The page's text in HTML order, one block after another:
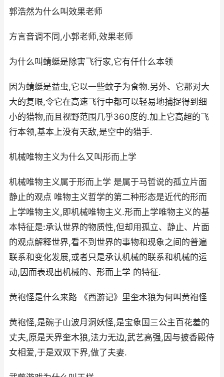
郭浩然为什么叫效果老师
方言音调不同,小郭老师,效果老师
为什么叫蜻蜓是除害飞行家,它有仟什么本领
因为蜻蜓是益虫,它以一些蚊子为食物.另外、它那对大
大的复眼,令它在高速飞行中都可以轻易地捕捉得到细
小的猎物,而且视野范围几乎360度的.加上它高超的飞
行本领,基本上没有天敌,是空中的猎手.
机械唯物主义为什么又叫形而上学
机械唯物主义属于形而上学 是属于马哲说的孤立片面
静止的观点 唯物主义哲学的第二种形态是近代的形而
上学唯物主义,即机械唯物主义.形而上学唯物主义的基
本特征是:承认世界的物质性,但却用孤立、静止、片面
的观点解释世界,看不到世界的事物和现象之间的普遍
联系和变化发展,或者只是承认机械的联系和机械的运
动,因而表现出机械的、形而上学 的特征.
黄袍怪是什么来路 《西游记》里奎木狼为何叫黄袍怪
黄袍怪,是碗子山波月洞妖怪,是宝象国三公主百花羞的
丈夫,原是天界奎木狼,法力无边,武艺高强,因与披香殿侍
女相爱,于是双双下界,做了夫妻.